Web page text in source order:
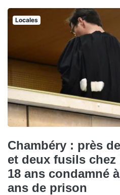
Locales
Chambéry : près
et deux fusils
18 ans condamné
ans de prison